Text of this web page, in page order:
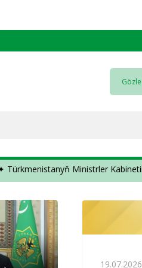
baş­ly­gy­ny ka­bul et­di ✦
19.07.2026